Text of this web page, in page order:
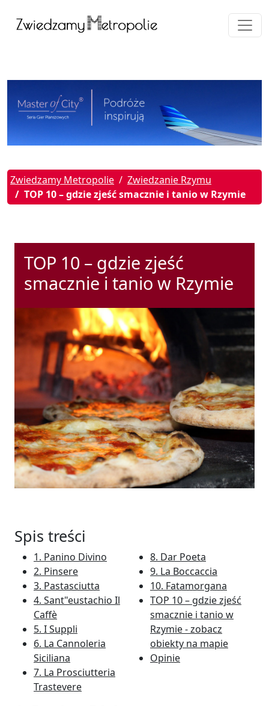
Zwiedzamy Metropolie
Zwiedzanie Rzymu
TOP 10 – gdzie zjeść smacznie i tanio w Rzymie
TOP 10 – gdzie zjeść
smacznie i tanio w Rzymie
Spis treści
1. Panino Divino
2. Pinsere
3. Pastasciutta
4. Sant"eustachio Il
Caffè
5. I Suppli
6. La Cannoleria
Siciliana
7. La Prosciutteria
Trastevere
8. Dar Poeta
9. La Boccaccia
10. Fatamorgana
TOP 10 – gdzie zjeść
smacznie i tanio w
Rzymie - zobacz
obiekty na mapie
Opinie